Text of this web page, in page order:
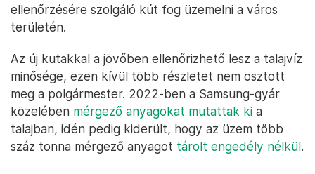
ellenőrzésére szolgáló kút fog üzemelni a város
területén.
Az új kutakkal a jövőben ellenőrizhető lesz a talajvíz
minősége, ezen kívül több részletet nem osztott
meg a polgármester. 2022-ben a Samsung-gyár
közelében mérgező anyagokat mutattak ki a
talajban, idén pedig kiderült, hogy az üzem több
száz tonna mérgező anyagot tárolt engedély nélkül.